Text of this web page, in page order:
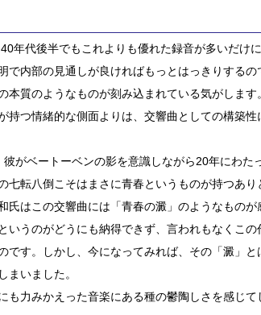
年代後半でもこれよりも優れた録音が多いだけ
で内部の見通しが良ければもっとはっきりする
本質のようなものが刻み込まれている気がします。
持つ情緒的な側面よりは、交響曲としての構築性
がベートーベンの影を意識しながら20年にわた
七転八倒こそはまさに青春というものが持つあ
氏はこの交響曲には「青春の澱」のようなものが
いうのがどうにも納得できず、言われもなくこ
です。しかし、今になってみれば、その「澱」
まいました。
も力みかえった音楽にある種の鬱陶しさを感じて